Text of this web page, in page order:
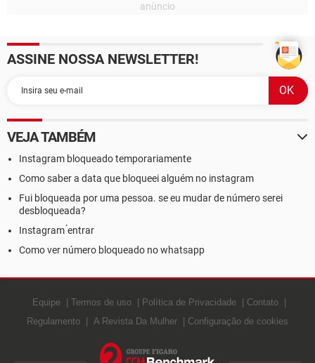
ASSINE NOSSA NEWSLETTER!
VEJA TAMBÉM
Instagram bloqueado temporariamente
Como saber a data que bloqueei alguém no instagram
Fui bloqueada por uma pessoa. se eu mudar de número serei
desbloqueada?
Instagram ́entrar
Como ver número bloqueado no whatsapp
Equipe Termos de uso Política de Privacidade
Contato
Regulamento
A Revista Da Mulher Configuração de cookies